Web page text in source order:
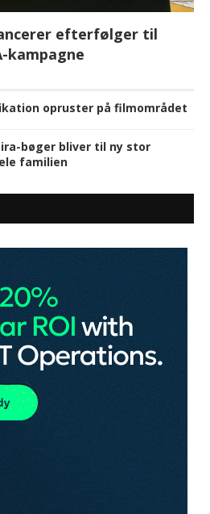
efterfølger til
kampagne
opruster på filmområdet
bøger bliver til ny stor
familien